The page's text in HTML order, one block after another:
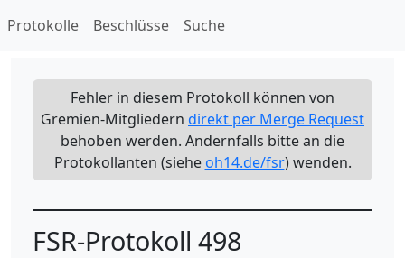
Protokolle Beschlüsse Suche
Fehler in diesem Protokoll können von
Gremien-Mitgliedern direkt per Merge Request
behoben werden. Andernfalls bitte an die
Protokollanten (siehe oh14.de/fsr) wenden.
FSR-Protokoll 498